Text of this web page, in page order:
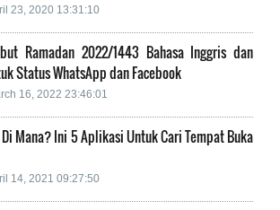
23, 2020 13:31:10
Ramadan 2022/1443 Bahasa Inggris dan
Status WhatsApp dan Facebook
16, 2022 23:46:01
Mana? Ini 5 Aplikasi Untuk Cari Tempat Buka
14, 2021 09:27:50